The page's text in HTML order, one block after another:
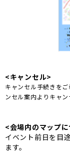
<キャンセル>
キャンセル手続きを
ンセル案内よりキャン
<会場内のマップ
イベント前日を目
ます。